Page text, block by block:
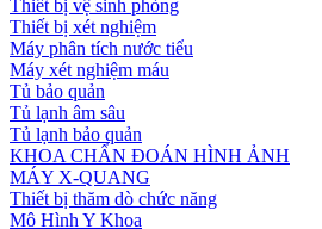
Thiết bị vệ sinh phòng
Thiết bị xét nghiệm
Máy phân tích nước tiểu
Máy xét nghiệm máu
Tủ bảo quản
Tủ lạnh âm sâu
Tủ lạnh bảo quản
KHOA CHẨN ĐOÁN HÌNH ẢNH
MÁY X-QUANG
Thiết bị thăm dò chức năng
Mô Hình Y Khoa